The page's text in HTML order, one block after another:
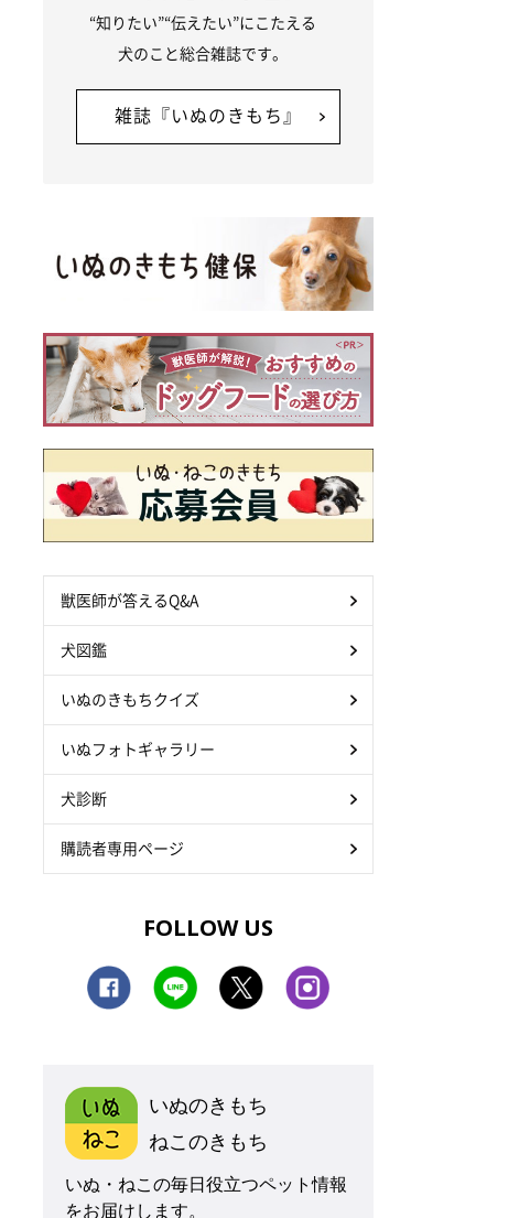
“知りたい”“伝えたい”にこたえる
犬のこと総合雑誌です。
雑誌『いぬのきもち』
獣医師が答えるQ&A
犬図鑑
いぬのきもちクイズ
いぬフォトギャラリー
犬診断
購読者専用ページ
FOLLOW US
いぬのきもち
ねこのきもち
いぬ・ねこの毎日役立つペット情報
をお届けします。